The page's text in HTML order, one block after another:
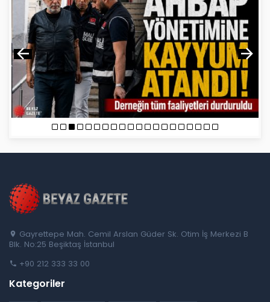
Gayrettepe Mah. Cemil Arslan Güder Sk. Otim İş Merkezi B
Blk. No:25 Beşiktaş İstanbul
+90 212 333 33 00
Kategoriler